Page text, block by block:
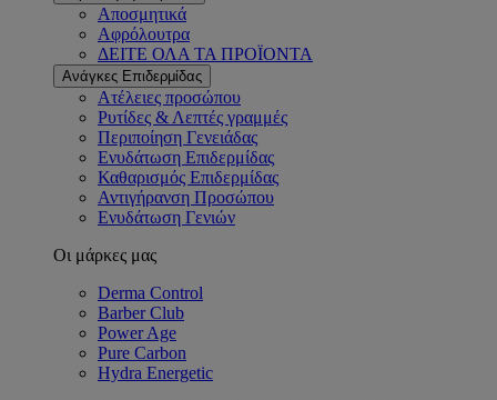
Αποσμητικά
Αφρόλουτρα
ΔΕΙΤΕ ΟΛΑ ΤΑ ΠΡΟΪΟΝΤΑ
Ανάγκες Επιδερμίδας
Ατέλειες προσώπου
Ρυτίδες & Λεπτές γραμμές
Περιποίηση Γενειάδας
Ενυδάτωση Επιδερμίδας
Καθαρισμός Επιδερμίδας
Αντιγήρανση Προσώπου
Ενυδάτωση Γενιών
Οι μάρκες μας
Derma Control
Barber Club
Power Age
Pure Carbon
Hydra Energetic